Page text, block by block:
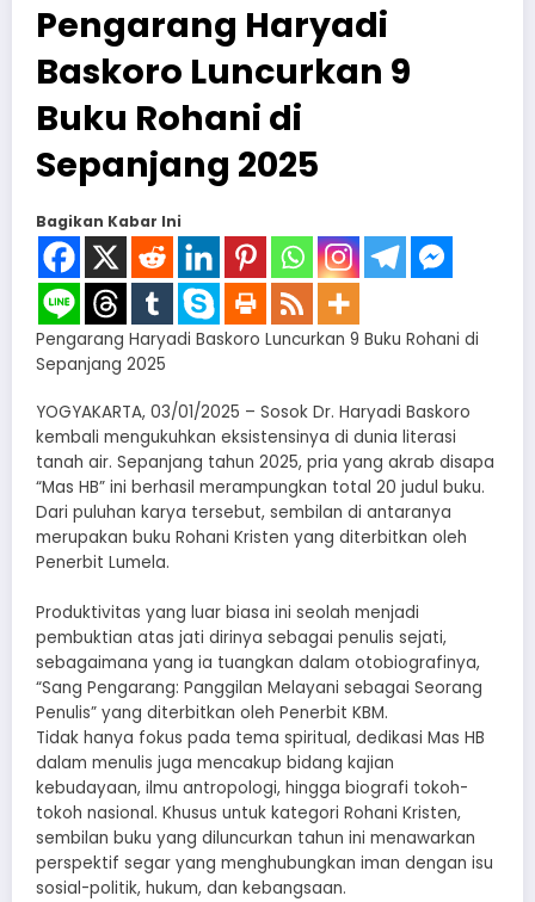
Pengarang Haryadi
Baskoro Luncurkan 9
Buku Rohani di
Sepanjang 2025
Bagikan Kabar Ini
Pengarang Haryadi Baskoro Luncurkan 9 Buku Rohani di
Sepanjang 2025
YOGYAKARTA, 03/01/2025 – Sosok Dr. Haryadi Baskoro
kembali mengukuhkan eksistensinya di dunia literasi
tanah air. Sepanjang tahun 2025, pria yang akrab disapa
“Mas HB” ini berhasil merampungkan total 20 judul buku.
Dari puluhan karya tersebut, sembilan di antaranya
merupakan buku Rohani Kristen yang diterbitkan oleh
Penerbit Lumela.
Produktivitas yang luar biasa ini seolah menjadi
pembuktian atas jati dirinya sebagai penulis sejati,
sebagaimana yang ia tuangkan dalam otobiografinya,
“Sang Pengarang: Panggilan Melayani sebagai Seorang
Penulis” yang diterbitkan oleh Penerbit KBM.
Tidak hanya fokus pada tema spiritual, dedikasi Mas HB
dalam menulis juga mencakup bidang kajian
kebudayaan, ilmu antropologi, hingga biografi tokoh-
tokoh nasional. Khusus untuk kategori Rohani Kristen,
sembilan buku yang diluncurkan tahun ini menawarkan
perspektif segar yang menghubungkan iman dengan isu
sosial-politik, hukum, dan kebangsaan.